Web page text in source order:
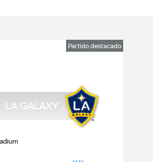
Partido destacado
LA GALAXY